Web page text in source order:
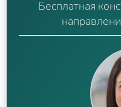
Бесплатная